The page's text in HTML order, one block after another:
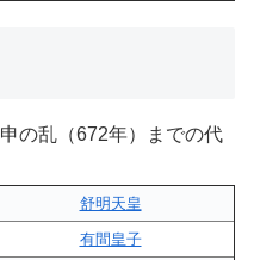
の乱（672年）までの代
舒明天皇
有間皇子